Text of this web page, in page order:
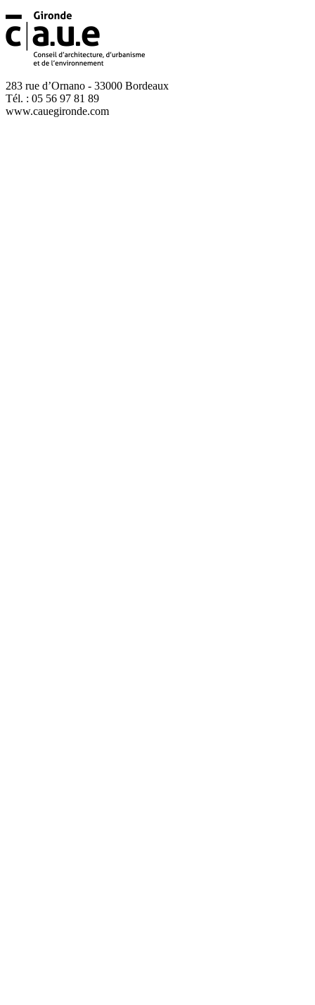
283 rue d’Ornano - 33000 Bordeaux
Tél. : 05 56 97 81 89
www.cauegironde.com